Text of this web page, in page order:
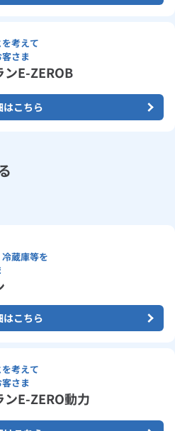
考えて
さま
E-ZEROB
はこちら
冷蔵庫等を
はこちら
考えて
さま
ンE-ZERO動力